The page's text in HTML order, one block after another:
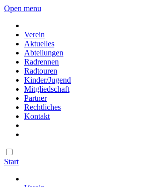
Open menu
Verein
Aktuelles
Abteilungen
Radrennen
Radtouren
Kinder/Jugend
Mitgliedschaft
Partner
Rechtliches
Kontakt
Start